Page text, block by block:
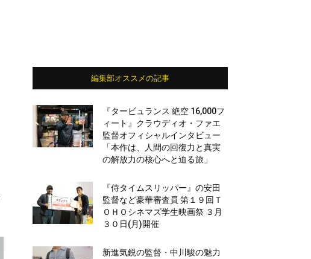
編集部オススメの記事
『タービュランス 絶空 16,000フ
ィート』クラウディオ・ファエ
監督オフィシャルインタビュー
「本作は、人間の回復力と真実
の解放力の核心へと迫る旅」
『侍タイムスリッパー』の安田
監督など豪華審査員 第１９回Ｔ
ＯＨＯシネマズ学生映画祭 ３月
３０日(月)開催
新進気鋭の監督・中川駿の魅力